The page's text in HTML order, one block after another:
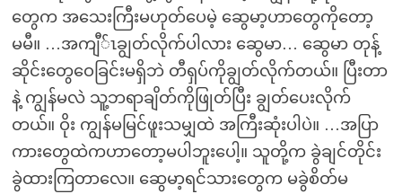
တွေက အသေးကြီးမဟုတ်ပေမဲ့ ဆွေမာ့ဟာတွေကိုတော့
မမီ။ …အကျီ်ၤချွတ်လိုက်ပါလား ဆွေမာ… ဆွေမာ တုန့်
ဆိုင်းတွေဝေခြင်းမရှိဘဲ တီရှပ်ကိုချွတ်လိုက်တယ်။ ပြီးတာ
နဲ့ ကျွန်မလဲ သူ့ဘရာချိတ်ကိုဖြုတ်ပြီး ချွတ်ပေးလိုက်
တယ်။ ဝိုး ကျွန်မမြင်ဖူးသမျှထဲ အကြီးဆုံးပါပဲ။ …အပြာ
ကားတွေထဲကဟာတော့မပါဘူးပေါ့။ သူတို့က ခွဲချင်တိုင်း
ခွဲထားကြတာလေ။ ဆွေမာ့ရင်သားတွေက မခွဲစိတ်မ